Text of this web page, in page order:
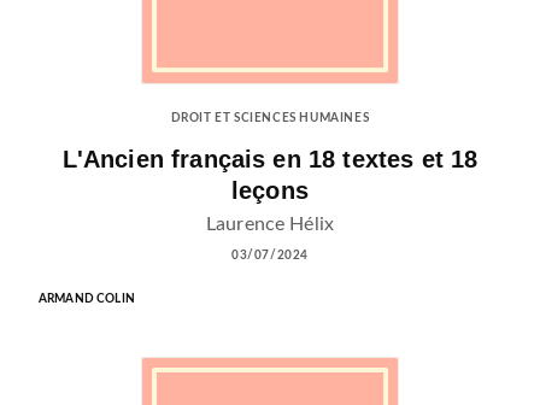
DROIT ET SCIENCES HUMAINES
L'Ancien français en 18 textes et 18
leçons
Laurence Hélix
03/07/2024
ARMAND COLIN